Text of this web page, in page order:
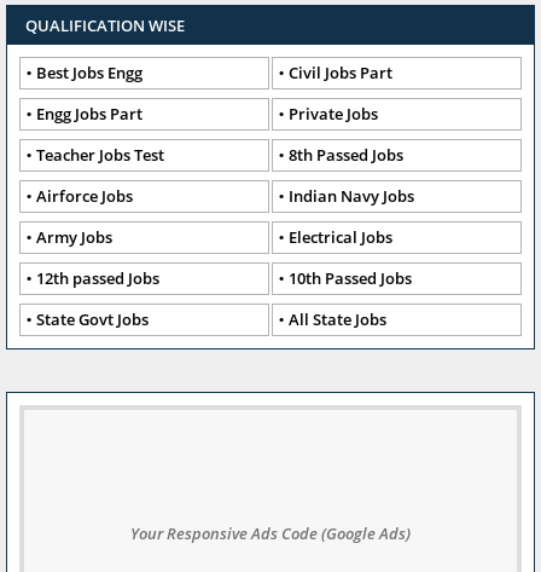
QUALIFICATION WISE
Best Jobs Engg
Civil Jobs Part
Engg Jobs Part
Private Jobs
Teacher Jobs Test
8th Passed Jobs
Airforce Jobs
Indian Navy Jobs
Army Jobs
Electrical Jobs
12th passed Jobs
10th Passed Jobs
State Govt Jobs
All State Jobs
Your Responsive Ads Code (Google Ads)